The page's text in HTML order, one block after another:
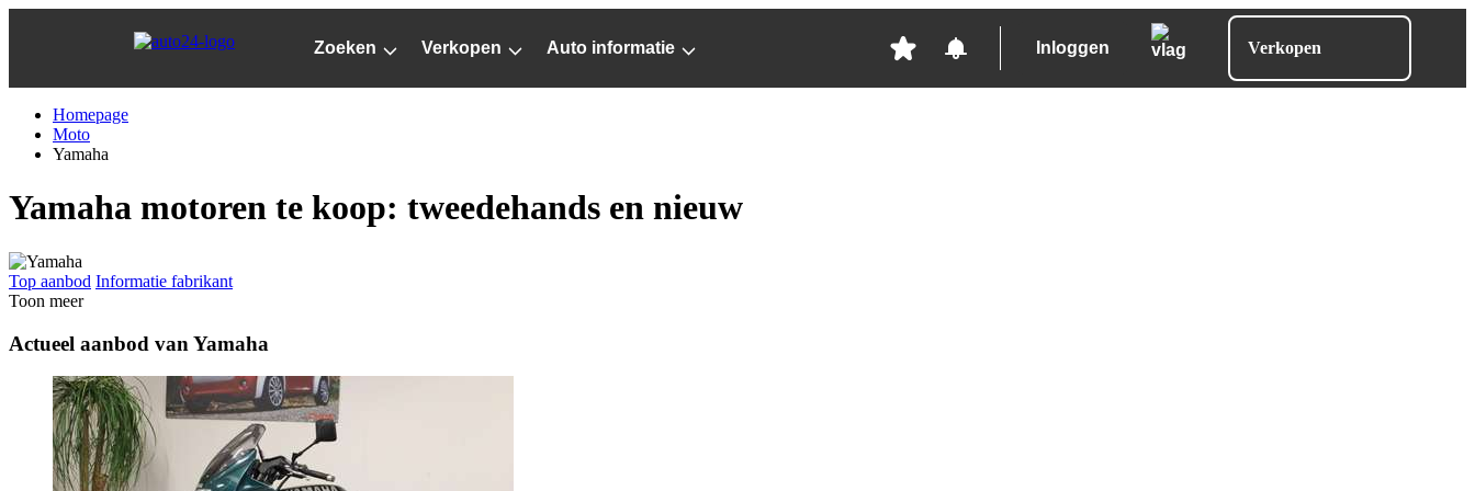
Zoeken Verkopen Auto informatie Inloggen Verkopen
Homepage
Moto
Yamaha
Yamaha motoren te koop: tweedehands en nieuw
Top aanbod Informatie fabrikant
Toon meer
Actueel aanbod van Yamaha